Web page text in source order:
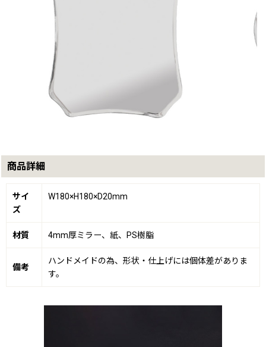
商品詳細
サイ
ズ
W180×H180×D20mm
材質 4mm厚ミラー、紙、PS樹脂
備考
ハンドメイドの為、形状・仕上げには個体差がありま
す。